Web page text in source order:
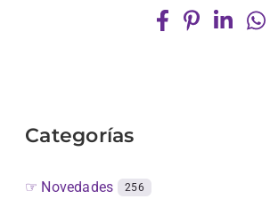
Categorías
☞ Novedades 256